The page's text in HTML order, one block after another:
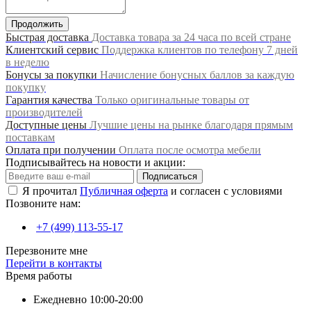
Продолжить
Быстрая доставка Доставка товара за 24 часа по всей стране
Клиентский сервис Поддержка клиентов по телефону 7 дней
в неделю
Бонусы за покупки Начисление бонусных баллов за каждую
покупку
Гарантия качества Только оригинальные товары от
производителей
Доступные цены Лучшие цены на рынке благодаря прямым
поставкам
Оплата при получении Оплата после осмотра мебели
Подписывайтесь на новости и акции:
Подписаться
Я прочитал Публичная оферта и согласен с условиями
Позвоните нам:
+7 (499) 113-55-17
Перезвоните мне
Перейти в контакты
Время работы
Ежедневно 10:00-20:00